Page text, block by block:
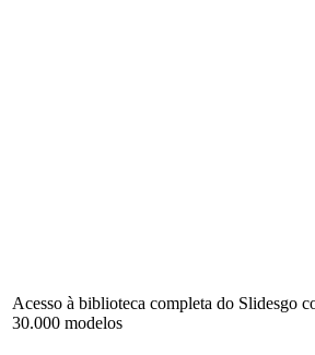
Acesso à biblioteca completa do Slidesgo
30.000 modelos